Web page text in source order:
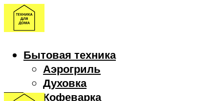
Бытовая техника
Аэрогриль
Духовка
Кофеварка